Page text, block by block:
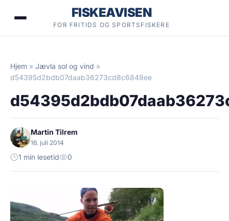
FISKEAVISEN
FOR FRITIDS OG SPORTSFISKERE
Hjem » Jævla sol og vind »
d54395d2bdb07daab36273cd8c6849ee
Martin Tilrem
16. juli 2014
1 min lesetid 0